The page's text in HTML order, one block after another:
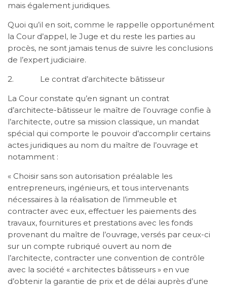
mais également juridiques.
Quoi qu’il en soit, comme le rappelle opportunément
la Cour d’appel, le Juge et du reste les parties au
procès, ne sont jamais tenus de suivre les conclusions
de l’expert judiciaire.
2. Le contrat d’architecte bâtisseur
La Cour constate qu’en signant un contrat
d’architecte-bâtisseur le maître de l’ouvrage confie à
l’architecte, outre sa mission classique, un mandat
spécial qui comporte le pouvoir d’accomplir certains
actes juridiques au nom du maître de l’ouvrage et
notamment :
« Choisir sans son autorisation préalable les
entrepreneurs, ingénieurs, et tous intervenants
nécessaires à la réalisation de l’immeuble et
contracter avec eux, effectuer les paiements des
travaux, fournitures et prestations avec les fonds
provenant du maître de l’ouvrage, versés par ceux-ci
sur un compte rubriqué ouvert au nom de
l’architecte, contracter une convention de contrôle
avec la société « architectes bâtisseurs » en vue
d’obtenir la garantie de prix et de délai auprès d’une